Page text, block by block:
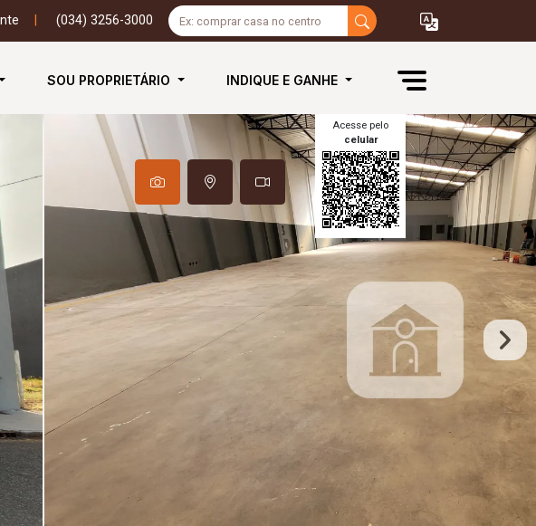
(034) 3256-3000
SOU PROPRIETÁRIO INDIQUE E GANHE
Acesse pelo
celular